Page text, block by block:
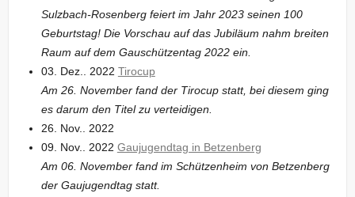
Sulzbach-Rosenberg feiert im Jahr 2023 seinen 100
Geburtstag! Die Vorschau auf das Jubiläum nahm breiten
Raum auf dem Gauschützentag 2022 ein.
03. Dez.. 2022 Tirocup
Am 26. November fand der Tirocup statt, bei diesem ging
es darum den Titel zu verteidigen.
26. Nov.. 2022
09. Nov.. 2022 Gaujugendtag in Betzenberg
Am 06. November fand im Schützenheim von Betzenberg
der Gaujugendtag statt.